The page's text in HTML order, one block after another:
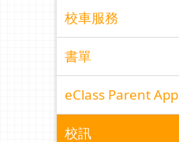
校車服務
書單
eClass Parent App
校訊